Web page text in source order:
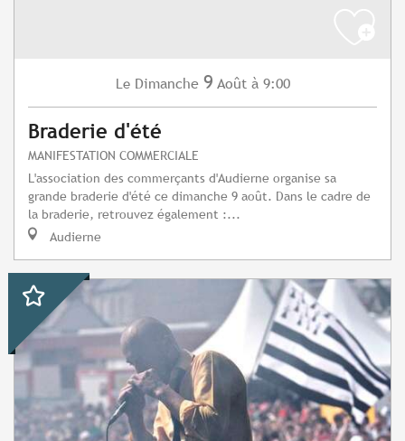
Le Dimanche 9 Août à 9:00
Braderie d'été
MANIFESTATION COMMERCIALE
L'association des commerçants d'Audierne organise sa
grande braderie d'été ce dimanche 9 août. Dans le cadre de
la braderie, retrouvez également :...
Audierne